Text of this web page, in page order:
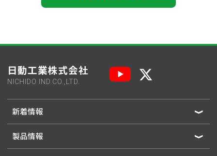
日動工業株式会社
NICHIDO IND.CO.,LTD.
新着情報
製品情報